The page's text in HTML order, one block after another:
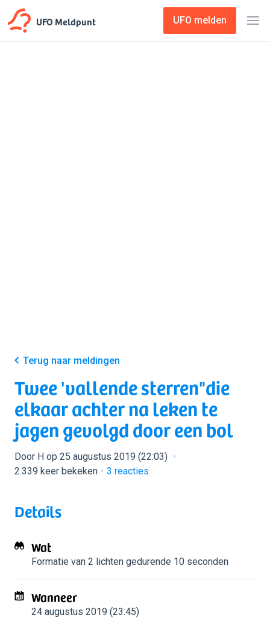
UFO Meldpunt UFO melden
Terug naar meldingen
Twee 'vallende sterren"die
elkaar achter na leken te
jagen gevolgd door een bol
Door H op 25 augustus 2019 (22:03)
2.339 keer bekeken
3 reacties
Details
Wat
Formatie van 2 lichten gedurende 10 seconden
Wanneer
24 augustus 2019 (23:45)